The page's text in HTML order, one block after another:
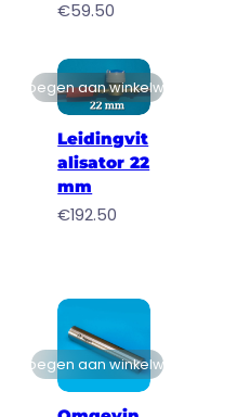
€59.50
Toevoegen aan winkelwagen
Leidingvit
alisator 22
mm
€192.50
Toevoegen aan winkelwagen